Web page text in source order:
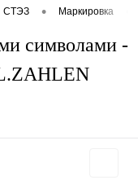
СТЭЗ • Маркировка
символами -